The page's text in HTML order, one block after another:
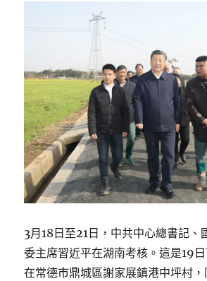
3月18日至21日，中共中心總書記、
委主席習近平在湖南考核。這是19
在常德市鼎城區謝家展鎮港中坪村，